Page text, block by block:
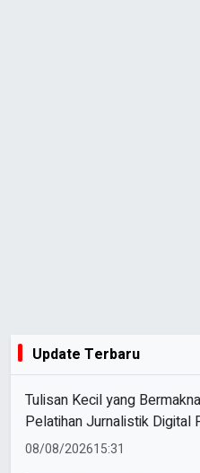
Update Terbaru
Tulisan Kecil yang
Pelatihan Jurnalistik Digital
08/08/202615:31